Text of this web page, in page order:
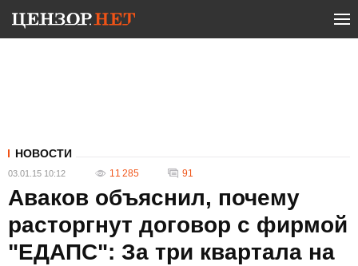
НОВОСТИ
03.01.15 10:12 11 285 91
Аваков объяснил, почему
расторгнут договор с фирмой
"ЕДАПС": За три квартала на